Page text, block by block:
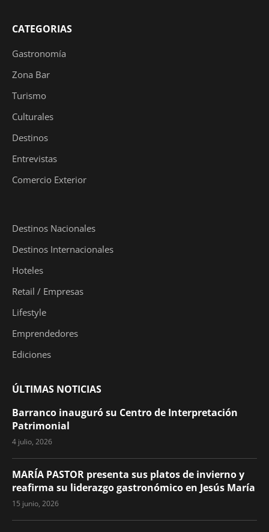
CATEGORIAS
Gastronomía
Zona Bar
Turismo
Culturales
Destinos
Entrevistas
Comercio Exterior
Destinos Nacionales
Destinos Internacionales
Hoteles
Retail / Empresas
Lifestyle
Emprendedores
Ediciones
ÚLTIMAS NOTICIAS
Barranco inauguró su Centro de Interpretación
Patrimonial
4 julio, 2026
MARÍA PASTOR presenta sus platos de invierno y
reafirma su liderazgo gastronómico en Jesús María
15 junio, 2026